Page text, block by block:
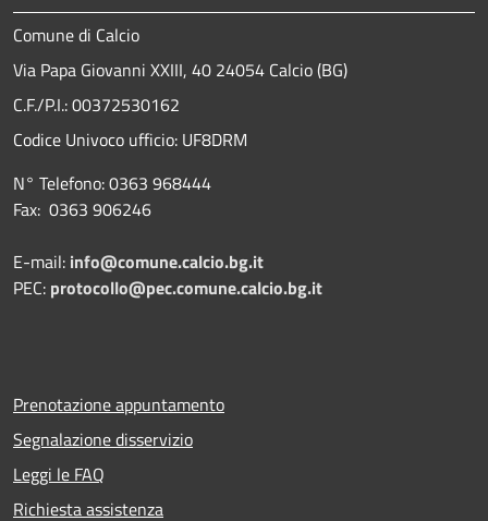
Comune di Calcio
Via Papa Giovanni XXIII, 40 24054 Calcio (BG)
C.F./P.I.: 00372530162
Codice Univoco ufficio: UF8DRM
N° Telefono: 0363 968444
Fax: 0363 906246
E-mail: info@comune.calcio.bg.it
PEC: protocollo@pec.comune.calcio.bg.it
Prenotazione appuntamento
Segnalazione disservizio
Leggi le FAQ
Richiesta assistenza